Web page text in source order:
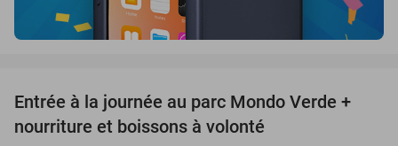
25%
Entrée à la journée au parc Mondo Verde +
nourriture et boissons à volonté